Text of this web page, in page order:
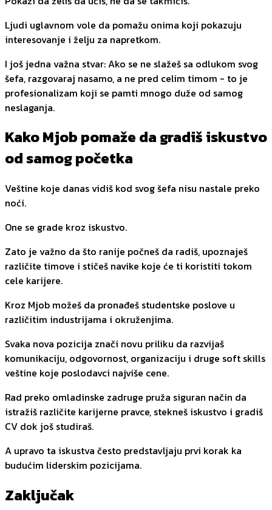
Ljudi uglavnom vole da pomažu onima koji pokazuju
interesovanje i želju za napretkom.
I još jedna važna stvar: Ako se ne slažeš sa odlukom svog
šefa, razgovaraj nasamo, a ne pred celim timom - to je
profesionalizam koji se pamti mnogo duže od samog
neslaganja.
Kako Mjob pomaže da gradiš iskustvo
od samog početka
Veštine koje danas vidiš kod svog šefa nisu nastale preko
noći.
One se grade kroz iskustvo.
Zato je važno da što ranije počneš da radiš, upoznaješ
različite timove i stičeš navike koje će ti koristiti tokom
cele karijere.
Kroz Mjob možeš da pronađeš studentske poslove u
različitim industrijama i okruženjima.
Svaka nova pozicija znači novu priliku da razvijaš
komunikaciju, odgovornost, organizaciju i druge soft skills
veštine koje poslodavci najviše cene.
Rad preko omladinske zadruge pruža siguran način da
istražiš različite karijerne pravce, stekneš iskustvo i gradiš
CV dok još studiraš.
A upravo ta iskustva često predstavljaju prvi korak ka
budućim liderskim pozicijama.
Zaključak